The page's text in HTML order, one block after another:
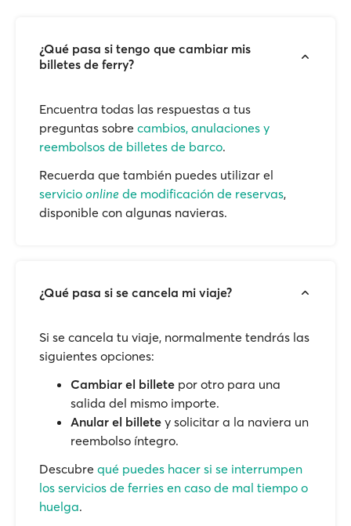
¿Qué pasa si tengo que cambiar mis
billetes de ferry?
Encuentra todas las respuestas a tus
preguntas sobre cambios, anulaciones y
reembolsos de billetes de barco.
Recuerda que también puedes utilizar el
servicio online de modificación de reservas,
disponible con algunas navieras.
¿Qué pasa si se cancela mi viaje?
Si se cancela tu viaje, normalmente tendrás las
siguientes opciones:
Cambiar el billete por otro para una
salida del mismo importe.
Anular el billete y solicitar a la naviera un
reembolso íntegro.
Descubre qué puedes hacer si se interrumpen
los servicios de ferries en caso de mal tiempo o
huelga.